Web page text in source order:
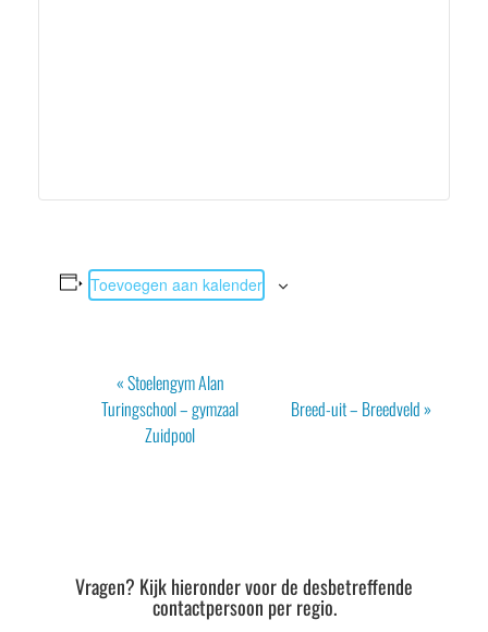
Toevoegen aan kalender
Evenement
Navigatie
«Stoelengym Alan
Turingschool – gymzaal
Zuidpool
Breed-uit – Breedveld»
Vragen? Kijk hieronder voor de desbetreffende
contactpersoon per regio.